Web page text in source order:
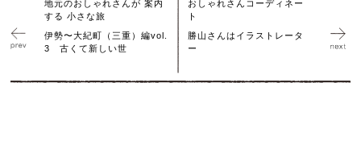
地元のおしゃれさんが 案内
する 小さな旅
伊勢〜大紀町（三重）編vol.
3 古くて新しい世
おしゃれさんコーディネー
ト
勝山さんはイラストレータ
ー